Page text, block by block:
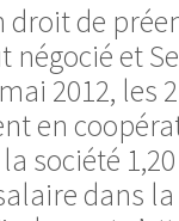
droit de
négocié et
2012, les
en
société
dans